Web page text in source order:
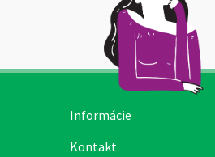
Informácie
Kontakt